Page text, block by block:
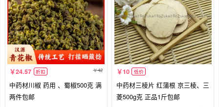
24.57 折扣 42
中药材川椒 药用 、蜀椒500克 满
两件包邮
10 低价
中药材三棱片 红蒲根 京三棱、三
菱500g克 正品1斤包邮